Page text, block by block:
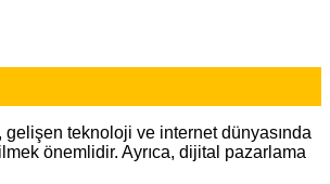
teknoloji ve internet dünyasında
önemlidir. Ayrıca, dijital pazarlama